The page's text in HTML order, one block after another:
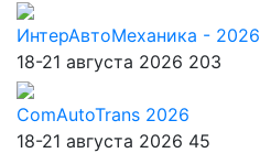
ИнтерАвтоМеханика - 2026
18-21 августа 2026 203
ComAutoTrans 2026
18-21 августа 2026 45